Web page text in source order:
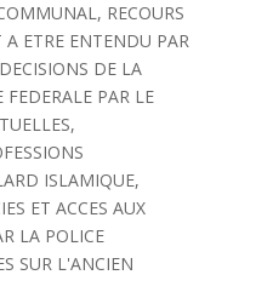
RECOURS
ETRE ENTENDU PAR
DE LA
PAR LE
ISLAMIQUE,
ET ACCES AUX
LA POLICE
SUR L'ANCIEN